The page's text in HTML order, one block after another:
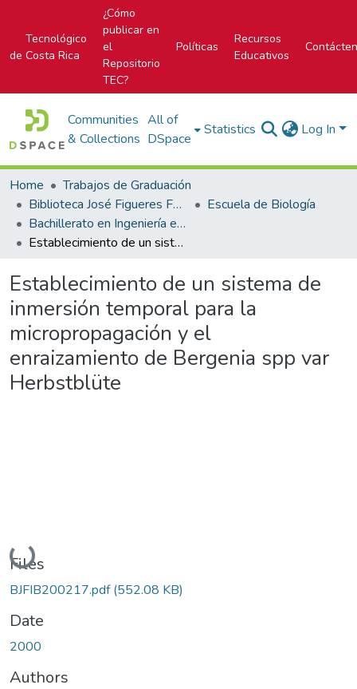
Tecnológico
de Costa Rica
¿Cómo
publicar en
el
Repositorio
TEC?
Políticas
Recursos
Educativos
Communities
& Collections
All of
DSpace
Statistics Log In
Home
Trabajos de Graduación
Biblioteca José Figueres Ferrer
Escuela de Biología
Bachillerato en Ingeniería en Biotecnología
Establecimiento de un sistema de inmersión temporal para la micropropagación y el enraizamiento de Bergenia spp var Herbstblüte
Establecimiento de un sistema de
inmersión temporal para la
micropropagación y el
enraizamiento de Bergenia spp var
Herbstblüte
Loading...
Files
BJFIB200217.pdf(552.08 KB)
Date
2000
Authors